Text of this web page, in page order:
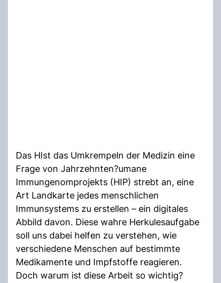
Das HIst das Umkrempeln der Medizin eine
Frage von Jahrzehnten?umane
Immungenomprojekts (HIP) strebt an, eine
Art Landkarte jedes menschlichen
Immunsystems zu erstellen – ein digitales
Abbild davon. Diese wahre Herkulesaufgabe
soll uns dabei helfen zu verstehen, wie
verschiedene Menschen auf bestimmte
Medikamente und Impfstoffe reagieren.
Doch warum ist diese Arbeit so wichtig?